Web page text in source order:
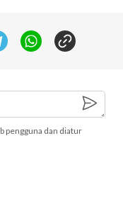
pengguna dan diatur